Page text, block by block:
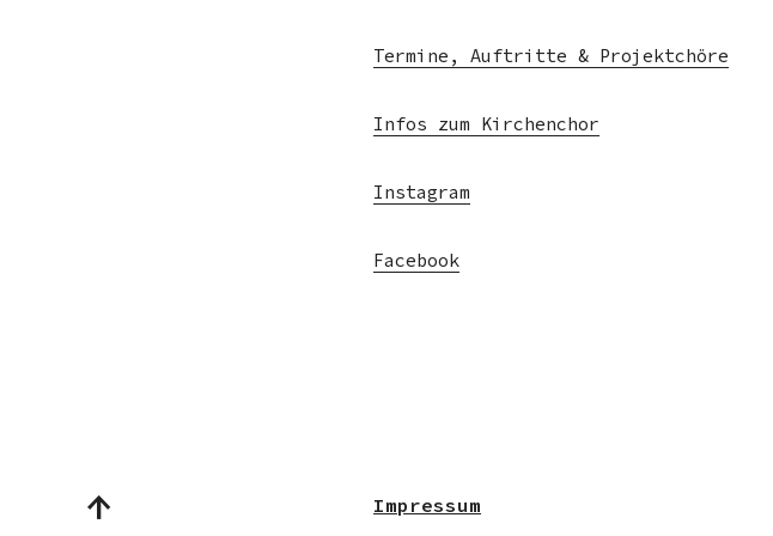
Termine, Auftritte & Projektchöre
Infos zum Kirchenchor
Instagram
Facebook
Impressum